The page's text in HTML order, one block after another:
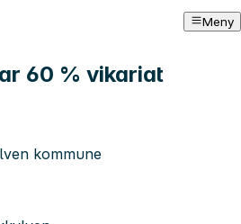
Meny
60 % vikariat
kommune